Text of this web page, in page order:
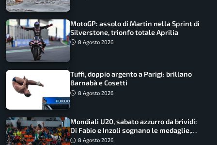
MotoGP: assolo di Martin nella Sprint di
Silverstone, trionfo totale Aprilia
8 Agosto 2026
Tuffi, doppio argento a Parigi: brillano
Barnabà e Cosetti
8 Agosto 2026
Mondiali U20, sabato azzurro da brividi:
Di Fabio e Inzoli sognano le medaglie,
Castellani e Succo in finale
8 Agosto 2026